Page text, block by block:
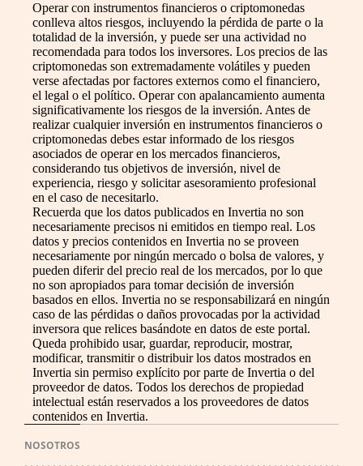
Operar con instrumentos financieros o criptomonedas
conlleva altos riesgos, incluyendo la pérdida de parte o la
totalidad de la inversión, y puede ser una actividad no
recomendada para todos los inversores. Los precios de las
criptomonedas son extremadamente volátiles y pueden
verse afectadas por factores externos como el financiero,
el legal o el político. Operar con apalancamiento aumenta
significativamente los riesgos de la inversión. Antes de
realizar cualquier inversión en instrumentos financieros o
criptomonedas debes estar informado de los riesgos
asociados de operar en los mercados financieros,
considerando tus objetivos de inversión, nivel de
experiencia, riesgo y solicitar asesoramiento profesional
en el caso de necesitarlo.
Recuerda que los datos publicados en Invertia no son
necesariamente precisos ni emitidos en tiempo real. Los
datos y precios contenidos en Invertia no se proveen
necesariamente por ningún mercado o bolsa de valores, y
pueden diferir del precio real de los mercados, por lo que
no son apropiados para tomar decisión de inversión
basados en ellos. Invertia no se responsabilizará en ningún
caso de las pérdidas o daños provocadas por la actividad
inversora que relices basándote en datos de este portal.
Queda prohibido usar, guardar, reproducir, mostrar,
modificar, transmitir o distribuir los datos mostrados en
Invertia sin permiso explícito por parte de Invertia o del
proveedor de datos. Todos los derechos de propiedad
intelectual están reservados a los proveedores de datos
contenidos en Invertia.
NOSOTROS